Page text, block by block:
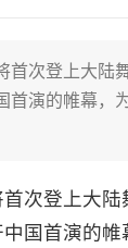
首次登上大陆
首演的帷幕，
次登上大
国首演的